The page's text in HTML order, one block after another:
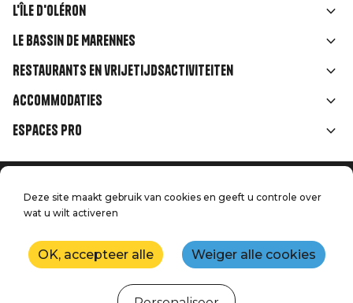
Liens
rubriques
L'île d'Oléron
Le Bassin de Marennes
Restaurants en vrijetijdsactiviteiten
Accommodaties
Espaces Pro
Menu
de
Juridische informatie
Druk op
Neem contact met ons op
Kaart
Productie: StudioJuillet
Deze site maakt gebruik van cookies en geeft u controle over
wat u wilt activeren
OK, accepteer alle Weiger alle cookies